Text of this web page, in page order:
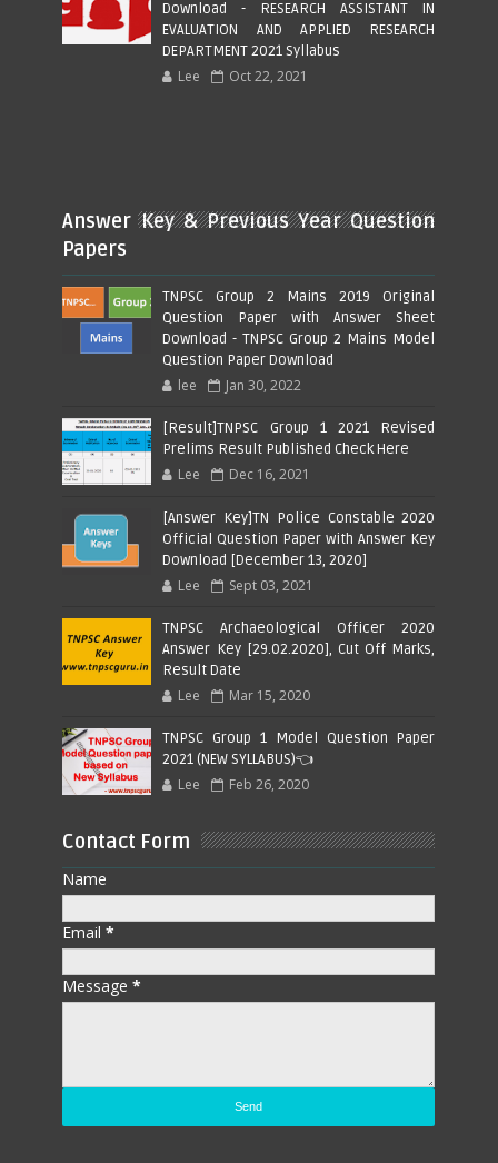
Download - RESEARCH ASSISTANT IN
EVALUATION AND APPLIED RESEARCH
DEPARTMENT 2021 Syllabus
Lee Oct 22, 2021
Answer Key & Previous Year Question
Papers
TNPSC Group 2 Mains 2019 Original
Question Paper with Answer Sheet
Download - TNPSC Group 2 Mains Model
Question Paper Download
lee Jan 30, 2022
[Result]TNPSC Group 1 2021 Revised
Prelims Result Published Check Here
Lee Dec 16, 2021
[Answer Key]TN Police Constable 2020
Official Question Paper with Answer Key
Download [December 13, 2020]
Lee Sept 03, 2021
TNPSC Archaeological Officer 2020
Answer Key [29.02.2020], Cut Off Marks,
Result Date
Lee Mar 15, 2020
TNPSC Group 1 Model Question Paper
2021 (NEW SYLLABUS)👈
Lee Feb 26, 2020
Contact Form
Name
Email*
Message*